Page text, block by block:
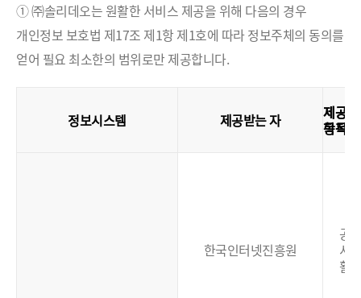
① ㈜솔리데오는 원활한 서비스 제공을 위해 다음의 경우
개인정보 보호법 제17조 제1항 제1호에 따라 정보주체의 동의를
얻어 필요 최소한의 범위로만 제공합니다.
정보시스템 제공받는 자
제공
목적
제공
항목
한국인터넷진흥원
공
서
활